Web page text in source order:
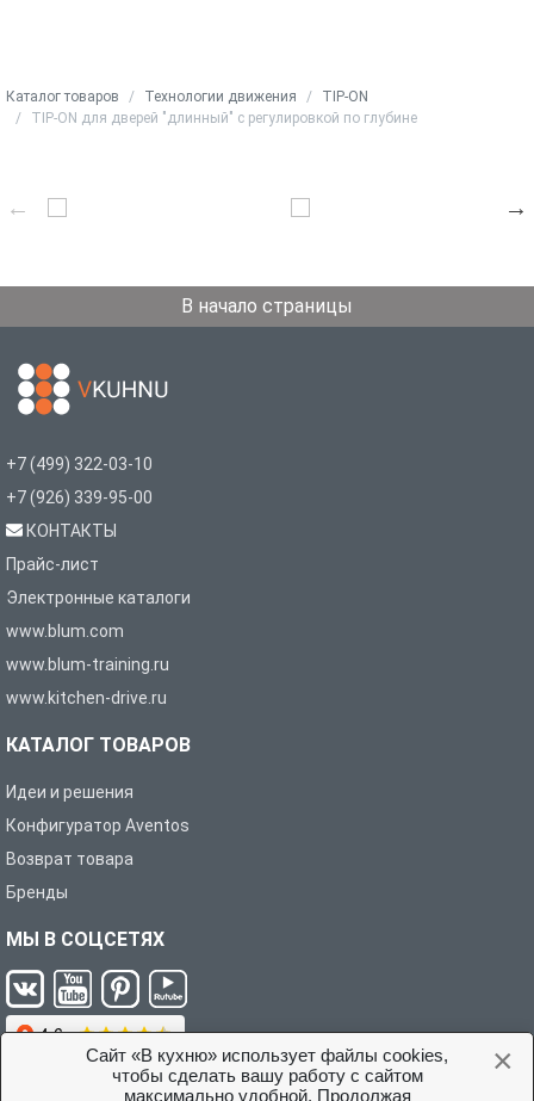
×
Сайт «В кухню» использует файлы cookies,
чтобы сделать вашу работу с сайтом
максимально удобной. Продолжая
Каталог товаров Технологии движения
TIP-ON
TIP-ON для дверей "длинный" с регулировкой по глубине
В начало страницы
+7 (499) 322-03-10
+7 (926) 339-95-00
КОНТАКТЫ
Прайс-лист
Электронные каталоги
www.blum.com
www.blum-training.ru
www.kitchen-drive.ru
КАТАЛОГ ТОВАРОВ
Идеи и решения
Конфигуратор Aventos
Возврат товара
Бренды
МЫ В СОЦСЕТЯХ